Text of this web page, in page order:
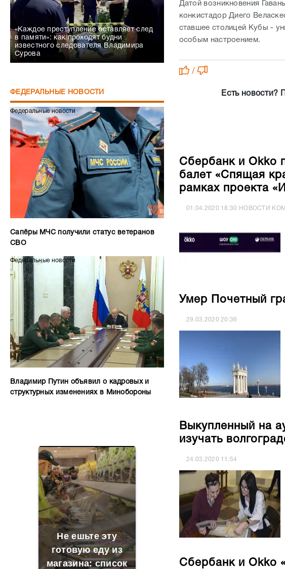
«Каждое преступление оставляет след
в памяти»: как проходят будни
известного следователя Владимира
Сурова
ФЕДЕРАЛЬНЫЕ НОВОСТИ
Федеральные новости
Сапёры МЧС получили статус ветеранов
СВО
Федеральные новости
Владимир Путин объявил о кадровых и
структурных изменениях в Минобороны
Не ешьте эту
готовую еду из
магазина: список
Датой возникновения
конкистадор Диего
ставшее столицей Кубы -
особым настроением.
/
Есть новости?
Сбербанк и Okko
балет «Спящая
рамках проекта
01.04.2020 18:30 НОВОСТИ
Умер Почетный
29.03.202020:36
Выкупленный на
изучать
24.03.2020 11:54
Сбербанк и Оkko